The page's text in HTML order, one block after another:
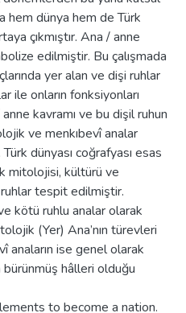
hem dünya hem de Türk
çıkmıştır. Ana / anne
edilmiştir. Bu çalışmada
yer alan ve dişi ruhlar
ile onların fonksiyonları
kavramı ve bu dişil ruhun
ve menkıbevî analar
dünyası coğrafyası esas
mitolojisi, kültürü ve
tespit edilmiştir.
kötü ruhlu analar olarak
(Yer) Ana’nın türevleri
anaların ise genel olarak
hâlleri olduğu
to become a nation.